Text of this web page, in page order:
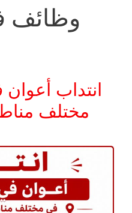
وظائف
انتداب
مختلف